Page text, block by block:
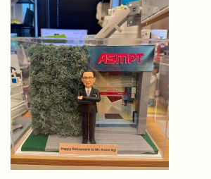
0
2
6
]
送
給
自
己
的